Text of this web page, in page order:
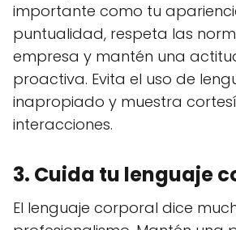
importante como tu
puntualidad, respeta las
empresa y mantén una
proactiva. Evita el uso de
inapropiado y muestra
interacciones.
3. Cuida tu lenguaje
El lenguaje corporal dice